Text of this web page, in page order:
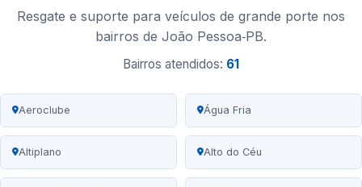
Resgate e suporte para veículos de grande porte nos
bairros de João Pessoa‑PB.
Bairros atendidos: 61
Aeroclube Água Fria
Altiplano Alto do Céu